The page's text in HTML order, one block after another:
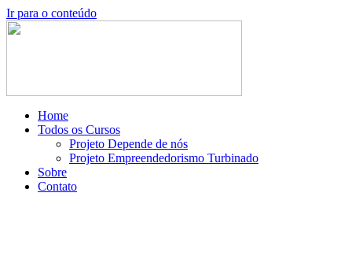
Ir para o conteúdo
Home
Todos os Cursos
Projeto Depende de nós
Projeto Empreendedorismo Turbinado
Sobre
Contato